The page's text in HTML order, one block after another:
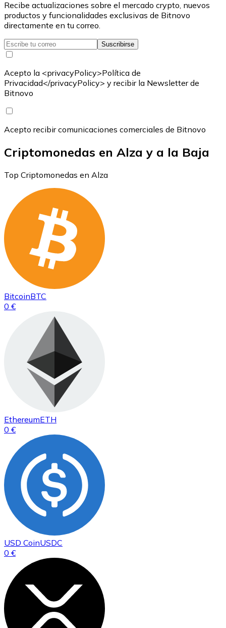
Recibe actualizaciones sobre el mercado crypto, nuevos
productos y funcionalidades exclusivas de Bitnovo
directamente en tu correo.
Suscribirse
Acepto la <privacyPolicy>Política de
Privacidad</privacyPolicy> y recibir la Newsletter de
Bitnovo
Acepto recibir comunicaciones comerciales de Bitnovo
Criptomonedas en Alza y a la Baja
Top Criptomonedas en Alza
BitcoinBTC
0 €
EthereumETH
0 €
USD CoinUSDC
0 €